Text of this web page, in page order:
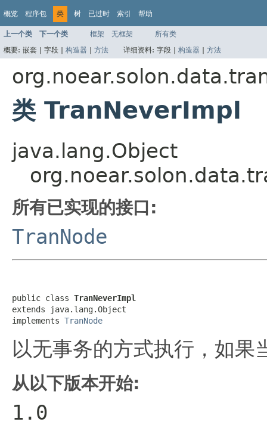
概览 程序包 类 树 已过时 索引 帮助
上一个类 下一个类 框架 无框架
所有类
概要: 嵌套 | 字段 | 构造器 | 方法 详细资料: 字段 | 构造器 | 方法
类 TranNeverImpl
java.lang.Object
所有已实现的接口:
TranNode
public class TranNeverImpl
extends java.lang.Object
implements TranNode
以无事务的方式执行，如果
从以下版本开始:
1.0